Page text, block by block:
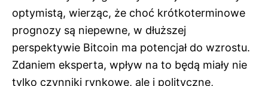
optymistą, wierząc, że choć krótkoterminowe
prognozy są niepewne, w dłuższej
perspektywie Bitcoin ma potencjał do wzrostu.
Zdaniem eksperta, wpływ na to będą miały nie
tylko czynniki rynkowe, ale i polityczne,